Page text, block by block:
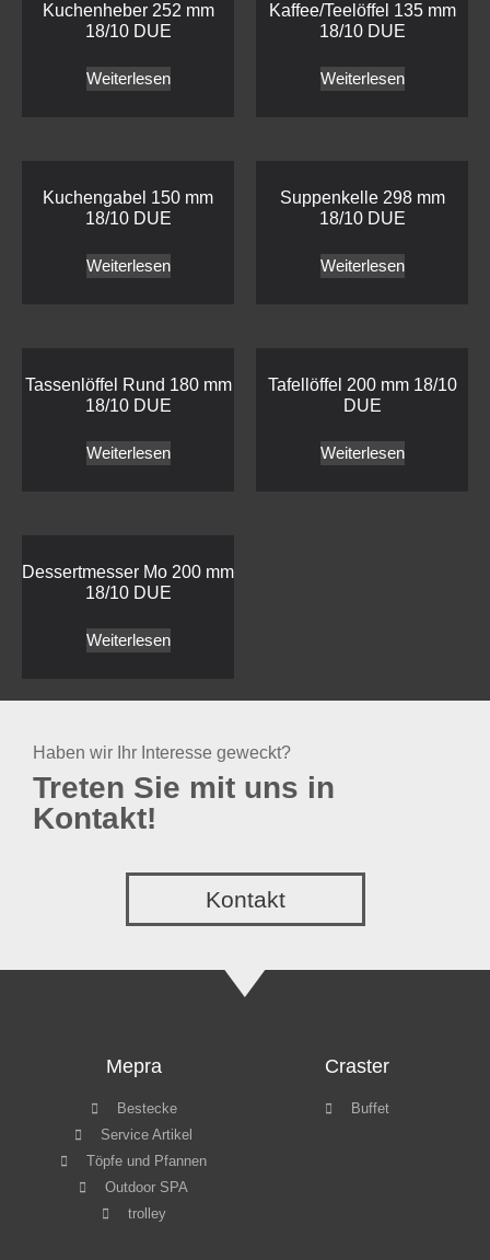
Kuchenheber 252 mm
18/10 DUE
Weiterlesen
Kaffee/Teelöffel 135 mm
18/10 DUE
Weiterlesen
Kuchengabel 150 mm
18/10 DUE
Weiterlesen
Suppenkelle 298 mm
18/10 DUE
Weiterlesen
Tassenlöffel Rund 180 mm
18/10 DUE
Weiterlesen
Tafellöffel 200 mm 18/10
DUE
Weiterlesen
Dessertmesser Mo 200 mm
18/10 DUE
Weiterlesen
Haben wir Ihr Interesse geweckt?
Treten Sie mit uns in
Kontakt!
Kontakt
Mepra
Bestecke
Service Artikel
Töpfe und Pfannen
Outdoor SPA
trolley
Craster
Buffet